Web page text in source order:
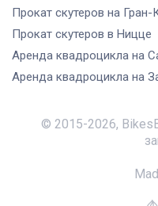
Прокат скутеров на Гран-
Прокат скутеров в Ницце
Аренда квадроцикла на
Аренда квадроцикла на
© 2015-2026,